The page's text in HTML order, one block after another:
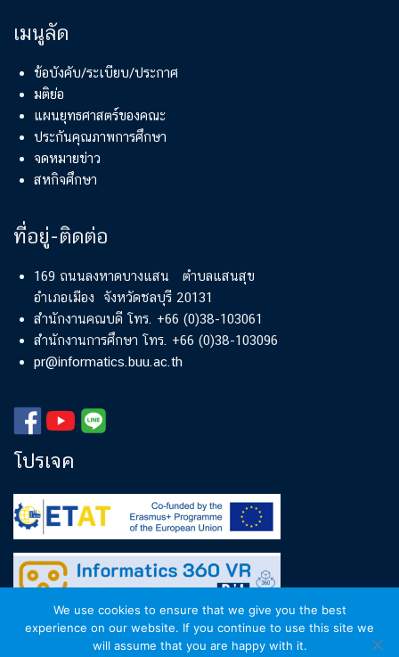
เมนูลัด
ข้อบังคับ/ระเบียบ/ประกาศ
มติย่อ
แผนยุทธศาสตร์ของคณะ
ประกันคุณภาพการศึกษา
จดหมายข่าว
สหกิจศึกษา
ที่อยู่-ติดต่อ
169 ถนนลงหาดบางแสน ตำบลแสนสุข
อำเภอเมือง จังหวัดชลบุรี 20131
สำนักงานคณบดี โทร. +66 (0)38-103061
สำนักงานการศึกษา โทร. +66 (0)38-103096
pr@informatics.buu.ac.th
โปรเจค
We use cookies to ensure that we give you the best
experience on our website. If you continue to use this site we
will assume that you are happy with it.